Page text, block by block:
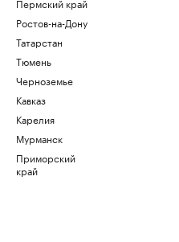
Ростов-на-Дону
Татарстан
Тюмень
Черноземье
Кавказ
Карелия
Мурманск
Приморский
край